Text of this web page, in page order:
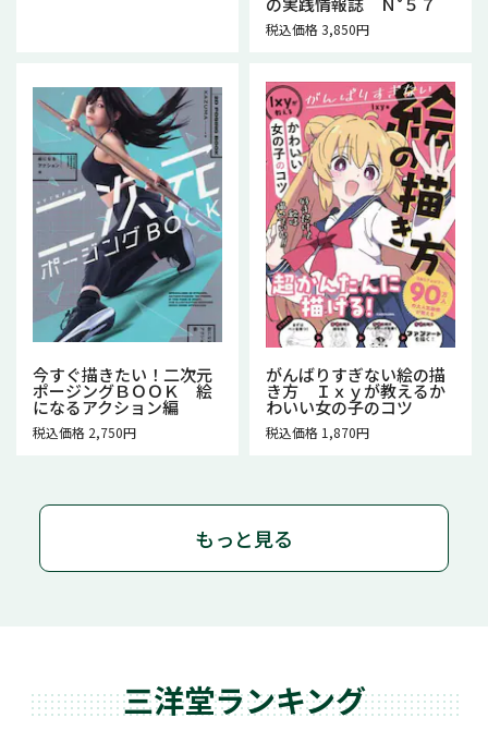
税込価格 3,850円
今すぐ描きたい！二次元
ポージングＢＯＯＫ 絵
になるアクション編
税込価格 2,750円
がんばりすぎない絵の描
き方 Ｉｘｙが教えるか
わいい女の子のコツ
税込価格 1,870円
もっと見る
三洋堂ランキング